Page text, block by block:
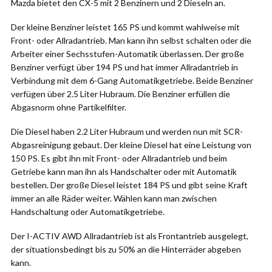
Mazda bietet den CX-5 mit 2 Benzinern und 2 Dieseln an.
Der kleine Benziner leistet 165 PS und kommt wahlweise mit
Front- oder Allradantrieb. Man kann ihn selbst schalten oder die
Arbeiter einer Sechsstufen-Automatik überlassen. Der große
Benziner verfügt über 194 PS und hat immer Allradantrieb in
Verbindung mit dem 6-Gang Automatikgetriebe. Beide Benziner
verfügen über 2.5 Liter Hubraum. Die Benziner erfüllen die
Abgasnorm ohne Partikelfilter.
Die Diesel haben 2.2 Liter Hubraum und werden nun mit SCR-
Abgasreinigung gebaut. Der kleine Diesel hat eine Leistung von
150 PS. Es gibt ihn mit Front- oder Allradantrieb und beim
Getriebe kann man ihn als Handschalter oder mit Automatik
bestellen. Der große Diesel leistet 184 PS und gibt seine Kraft
immer an alle Räder weiter. Wählen kann man zwischen
Handschaltung oder Automatikgetriebe.
Der I-ACTIV AWD Allradantrieb ist als Frontantrieb ausgelegt,
der situationsbedingt bis zu 50% an die Hinterräder abgeben
kann.